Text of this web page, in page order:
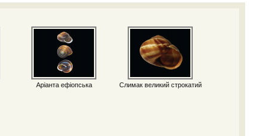
Аріанта ефіопська Слимак великий строкатий